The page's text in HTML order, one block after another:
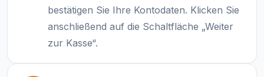
bestätigen Sie Ihre Kontodaten. Klicken Sie
anschließend auf die Schaltfläche „Weiter
zur Kasse“.